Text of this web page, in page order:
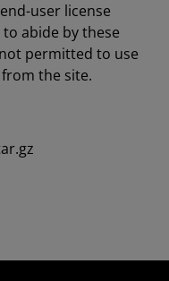
user license
abide by these
permitted to use
the site.